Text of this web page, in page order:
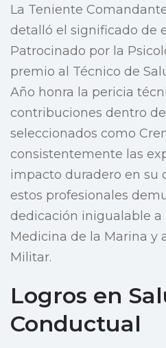
La Teniente
detalló el significado de
Patrocinado por la
premio al Técnico de
Año honra la pericia
contribuciones dentro
seleccionados como
consistentemente las
impacto duradero en su
estos profesionales
dedicación inigualable a
Medicina de la Marina y
Militar.
Logros en
Conductual